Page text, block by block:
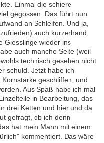
Einmal die schiere
gegossen. Das führt nun
an Schleifen. Und ja,
auch kurzerhand
Giesslinge wieder ins
auch manche Seite (weil
technisch gesehen nicht
schuld. Jetzt habe ich
geschliffen, und
Aus Spaß habe ich mal
in Bearbeitung, das
drei Ketten und hier und da
gefragt, ob ich denn
hat mein Mann mit einem
kommentiert. Das wäre